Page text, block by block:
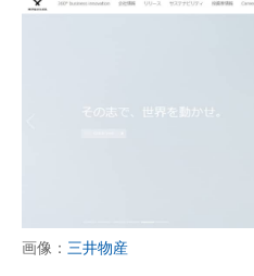
ちょっと気になるネットの話題
画像： 三井物産